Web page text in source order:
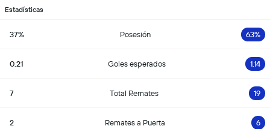
Estadísticas
37% Posesión 63%
0.21 Goles esperados 1.14
7 Total Remates 19
2 Remates a Puerta 6